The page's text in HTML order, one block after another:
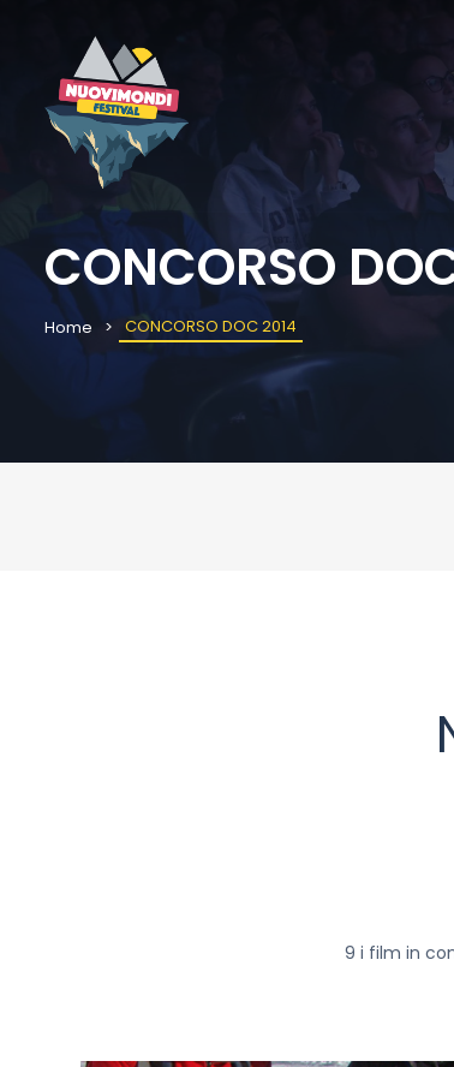
CONCORSO
Home CONCORSO DOC 2014
9 i film in